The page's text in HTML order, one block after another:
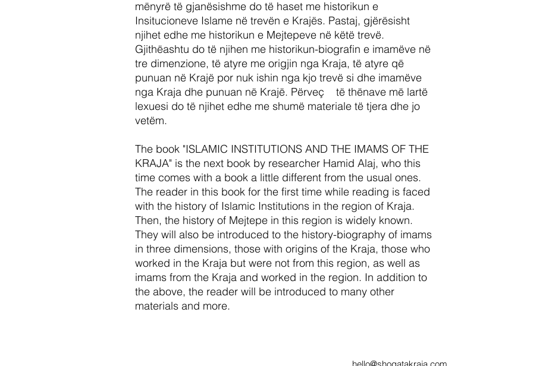
mënyrë të gjanësishme do të haset me historikun e
Insitucioneve Islame në trevën e Krajës. Pastaj, gjërësisht
njihet edhe me historikun e Mejtepeve në këtë trevë.
Gjithëashtu do të njihen me historikun-biografin e imamëve në
tre dimenzione, të atyre me origjin nga Kraja, të atyre që
punuan në Krajë por nuk ishin nga kjo trevë si dhe imamëve
nga Kraja dhe punuan në Krajë. Përveç të thënave më lartë
lexuesi do të njihet edhe me shumë materiale të tjera dhe jo
vetëm.
The book "ISLAMIC INSTITUTIONS AND THE IMAMS OF THE
KRAJA" is the next book by researcher Hamid Alaj, who this
time comes with a book a little different from the usual ones.
The reader in this book for the first time while reading is faced
with the history of Islamic Institutions in the region of Kraja.
Then, the history of Mejtepe in this region is widely known.
They will also be introduced to the history-biography of imams
in three dimensions, those with origins of the Kraja, those who
worked in the Kraja but were not from this region, as well as
imams from the Kraja and worked in the region. In addition to
the above, the reader will be introduced to many other
materials and more.